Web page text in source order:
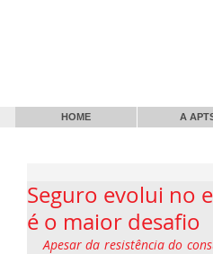
HOME A
Seguro evolui no
é o maior desafio
Apesar da resistência do